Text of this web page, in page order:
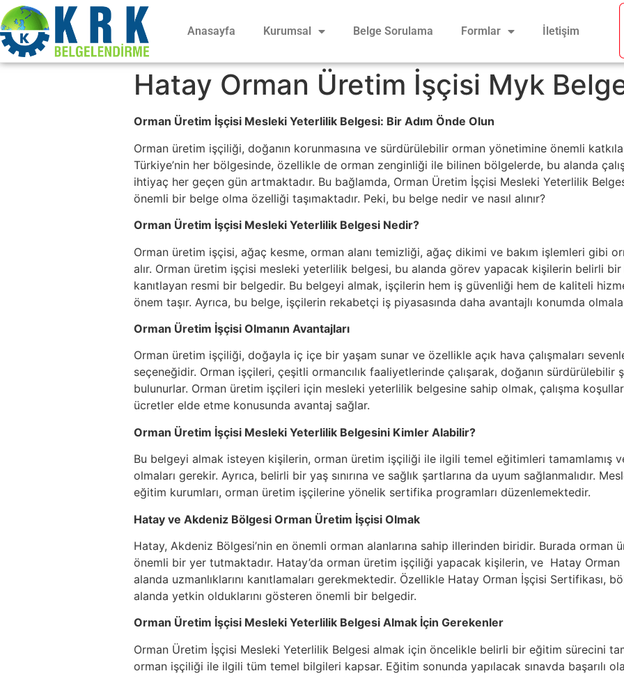
Anasayfa Kurumsal Belge Sorulama Formlar İletişim
Hatay Orman Üretim İşçisi Myk
Orman Üretim İşçisi Mesleki Yeterlilik Belgesi: Bir Adım Önde Olun
Orman üretim işçiliği, doğanın korunmasına ve sürdürülebilir orman yönetimine önemli
Türkiye’nin her bölgesinde, özellikle de orman zenginliği ile bilinen bölgelerde, bu alanda
ihtiyaç her geçen gün artmaktadır. Bu bağlamda, Orman Üretim İşçisi Mesleki Yeterlilik
önemli bir belge olma özelliği taşımaktadır. Peki, bu belge nedir ve nasıl alınır?
Orman Üretim İşçisi Mesleki Yeterlilik Belgesi Nedir?
Orman üretim işçisi, ağaç kesme, orman alanı temizliği, ağaç dikimi ve bakım işlemleri gibi
alır. Orman üretim işçisi mesleki yeterlilik belgesi, bu alanda görev yapacak kişilerin belirli
kanıtlayan resmi bir belgedir. Bu belgeyi almak, işçilerin hem iş güvenliği hem de kaliteli
önem taşır. Ayrıca, bu belge, işçilerin rekabetçi iş piyasasında daha avantajlı konumda
Orman Üretim İşçisi Olmanın Avantajları
Orman üretim işçiliği, doğayla iç içe bir yaşam sunar ve özellikle açık hava çalışmaları
seçeneğidir. Orman işçileri, çeşitli ormancılık faaliyetlerinde çalışarak, doğanın sürdürülebilir
bulunurlar. Orman üretim işçileri için mesleki yeterlilik belgesine sahip olmak, çalışma
ücretler elde etme konusunda avantaj sağlar.
Orman Üretim İşçisi Mesleki Yeterlilik Belgesini Kimler Alabilir?
Bu belgeyi almak isteyen kişilerin, orman üretim işçiliği ile ilgili temel eğitimleri tamamlamış
olmaları gerekir. Ayrıca, belirli bir yaş sınırına ve sağlık şartlarına da uyum sağlanmalıdır.
eğitim kurumları, orman üretim işçilerine yönelik sertifika programları düzenlemektedir.
Hatay ve Akdeniz Bölgesi Orman Üretim İşçisi Olmak
Hatay, Akdeniz Bölgesi’nin en önemli orman alanlarına sahip illerinden biridir. Burada orman
önemli bir yer tutmaktadır. Hatay’da orman üretim işçiliği yapacak kişilerin, ve Hatay Orman
alanda uzmanlıklarını kanıtlamaları gerekmektedir. Özellikle Hatay Orman İşçisi Sertifikası,
alanda yetkin olduklarını gösteren önemli bir belgedir.
Orman Üretim İşçisi Mesleki Yeterlilik Belgesi Almak İçin Gerekenler
Orman Üretim İşçisi Mesleki Yeterlilik Belgesi almak için öncelikle belirli bir eğitim sürecini
orman işçiliği ile ilgili tüm temel bilgileri kapsar. Eğitim sonunda yapılacak sınavda başarılı